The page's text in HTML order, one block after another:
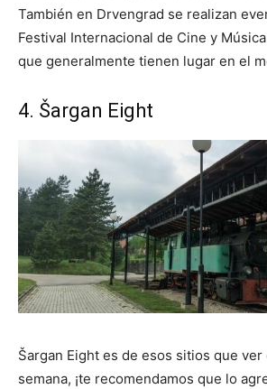
También en Drvengrad se realizan
Festival Internacional de Cine y
que generalmente tienen lugar en el
4. Šargan Eight
Šargan Eight es de esos sitios que
semana, ¡te recomendamos que lo